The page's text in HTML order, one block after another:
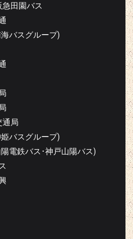
急田園バス
バスグループ)
通局
バスグループ)
電鉄バス･神戸山陽バス)